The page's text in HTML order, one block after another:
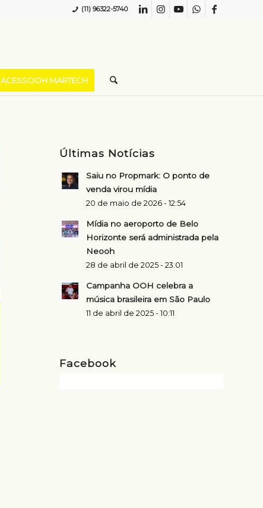
(11) 96322-5740
ACESSOOH MARTECH
Últimas Notícias
Saiu no Propmark: O ponto de
venda virou mídia
20 de maio de 2026 - 12:54
Mídia no aeroporto de Belo
Horizonte será administrada pela
Neooh
28 de abril de 2025 - 23:01
Campanha OOH celebra a
música brasileira em São Paulo
11 de abril de 2025 - 10:11
Facebook